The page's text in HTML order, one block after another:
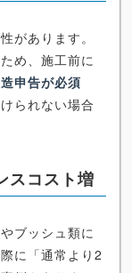
があります。
め、施工前に
申告が必須
られない場合
スコスト増
ブッシュ類に
に「通常より2